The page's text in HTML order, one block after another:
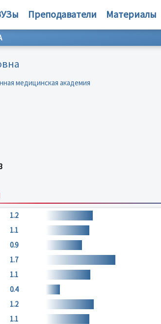
Преподаватели Материалы
медицинская академия
1.2
1.1
0.9
1.7
1.1
0.4
1.2
1.1